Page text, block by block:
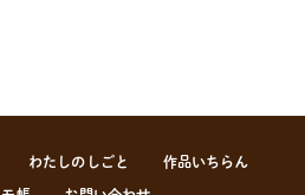
わたしのしごと 作品いちらん